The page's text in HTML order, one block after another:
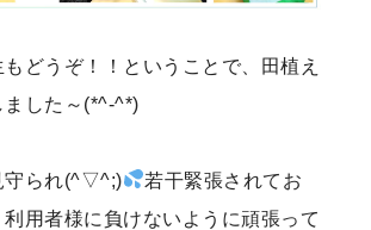
どうぞ！！ということで、田植え
した～(*^-^*)
守られ(^▽^;)
若干緊張されてお
利用者様に負けないように頑張って